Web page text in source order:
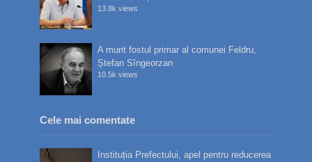
13.8k views
A murit fostul primar al comunei Feldru,
Ștefan Sîngeorzan
10.5k views
Cele mai comentate
Instituția Prefectului, apel pentru reducerea